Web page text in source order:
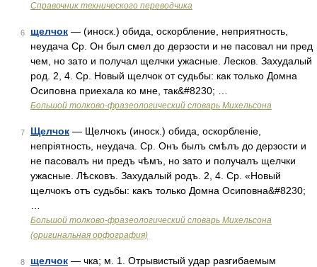
Справочник технического переводчика
6 щелчок — (иноск.) обида, оскорбление, неприятность,
неудача Ср. Он был смел до дерзости и не пасовал ни пред
чем, но зато и получал щелчки ужасные. Лесков. Захудалый
род. 2, 4. Ср. Новый щелчок от судьбы: как только Домна
Осиповна приехала ко мне, так&#8230; …
Большой толково-фразеологический словарь Михельсона
7 Щелчок — Щелчокъ (иноск.) обида, оскорбленіе,
непріятность, неудача. Ср. Онъ былъ смѣлъ до дерзости и
не пасовалъ ни предъ чѣмъ, но зато и получалъ щелчки
ужасные. Лѣсковъ. Захудалый родъ. 2, 4. Ср. «Новый
щелчокъ отъ судьбы: какъ только Домна Осиповна&#8230;
Большой толково-фразеологический словарь Михельсона
(оригинальная орфография)
8 щелчок — чка; м. 1. Отрывистый удар разгибаемым